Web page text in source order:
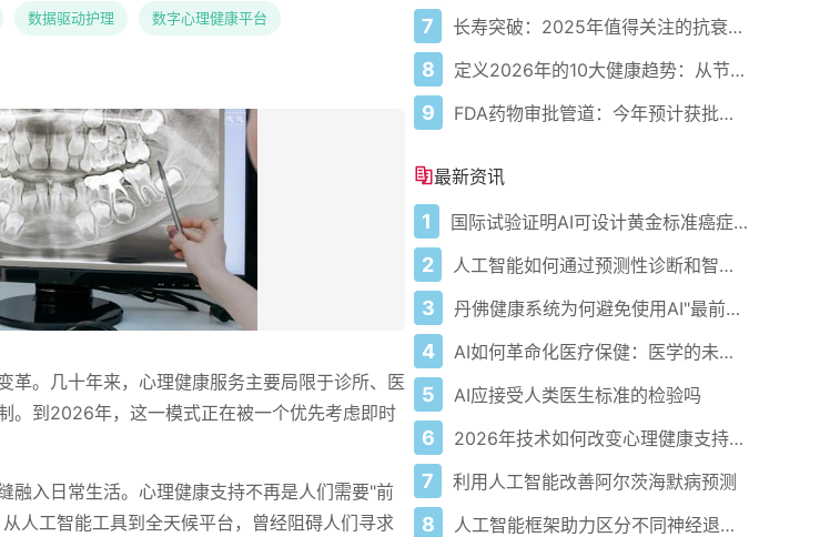
数据驱动护理 数字心理健康平台
革。几十年来，心理健康服务主要局限于诊所、医
。到2026年，这一模式正在被一个优先考虑即时
融入日常生活。心理健康支持不再是人们需要"前
人工智能工具到全天候平台，曾经阻碍人们寻求
7 长寿突破：2025年值得关注的抗衰老创新
8 定义2026年的10大健康趋势：从节律健康到冷热交替疗法
9 FDA药物审批管道：今年预计获批的关键新疗法
最新资讯
1 国际试验证明AI可设计黄金标准癌症治疗方案
2 人工智能如何通过预测性诊断和智能监测改变医疗保健行业
3 丹佛健康系统为何避免使用AI"最前沿"技术
4 AI如何革命化医疗保健：医学的未来已经到来
5 AI应接受人类医生标准的检验吗
6 2026年技术如何改变心理健康支持的获取方式
7 利用人工智能改善阿尔茨海默病预测
8 人工智能框架助力区分不同神经退行性疾病